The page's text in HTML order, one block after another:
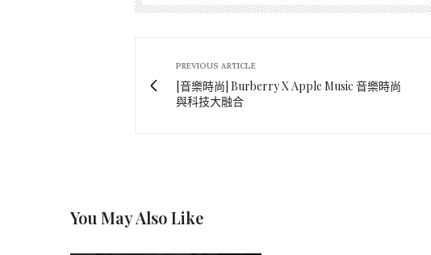
PREVIOUS ARTICLE
[音樂時尚] Burberry X Apple Music 音樂時尚
與科技大融合
You May Also Like